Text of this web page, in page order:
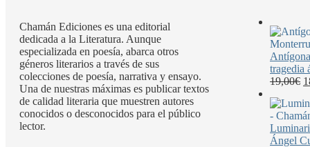
Chamán Ediciones es una editorial
dedicada a la Literatura. Aunque
especializada en poesía, abarca otros
géneros literarios a través de sus
colecciones de poesía, narrativa y ensayo.
Una de nuestras máximas es publicar textos
de calidad literaria que muestren autores
conocidos o desconocidos para el público
lector.
tragedia
19,00€
Ángel